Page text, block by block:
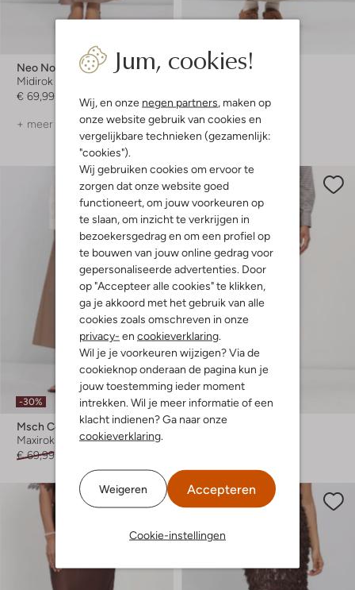
Jum, cookies!
Wij, en onze negen partners, maken op
onze website gebruik van cookies en
vergelijkbare technieken (gezamenlijk:
"cookies").
Wij gebruiken cookies om ervoor te
zorgen dat onze website goed
functioneert, om jouw voorkeuren op
te slaan, om inzicht te verkrijgen in
bezoekersgedrag en om een profiel op
te bouwen van jouw online gedrag voor
gepersonaliseerde advertenties. Door
op "Accepteer alle cookies" te klikken,
ga je akkoord met het gebruik van alle
cookies zoals omschreven in onze
privacy- en cookieverklaring.
Wil je je voorkeuren wijzigen? Via de
cookieknop onderaan de pagina kun je
jouw toestemming ieder moment
intrekken. Wil je meer informatie of een
klacht indienen? Ga naar onze
cookieverklaring.
Weigeren Accepteren
Cookie-instellingen
Neo Noir
Midirok
€ 69,99
+ meer kleuren
Aimee The Label
€ 119,99
+ meer kleuren
-30%
Msch Copenhagen
Maxirok
€ 69,99
Nieuw
Haute L'amitié